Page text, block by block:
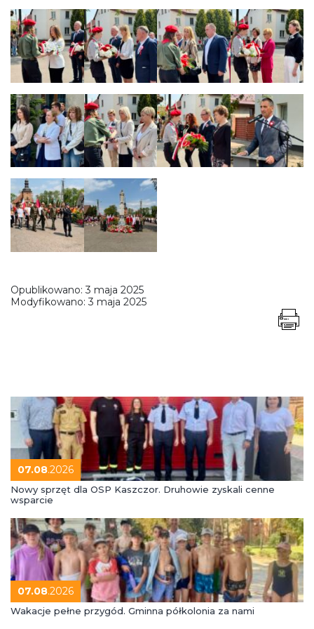
Opublikowano:3 maja 2025
Modyfikowano:3 maja 2025
07.08.2026
Nowy sprzęt dla OSP Kaszczor. Druhowie zyskali cenne
wsparcie
07.08.2026
Wakacje pełne przygód. Gminna półkolonia za nami